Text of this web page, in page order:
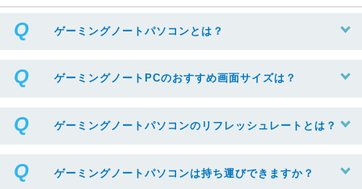
ゲーミングノートパソコンとは？
ゲーミングノートPCのおすすめ画面サイズは？
ゲーミングノートパソコンのリフレッシュレートとは？
ゲーミングノートパソコンは持ち運びできますか？